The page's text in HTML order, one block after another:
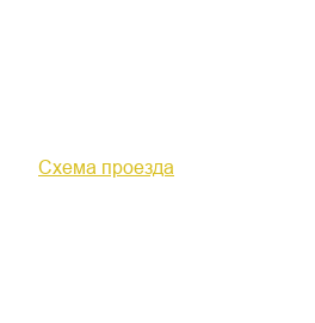
Схема проезда